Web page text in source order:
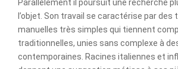
Parallèlement il poursuit une recherche
l’objet. Son travail se caractérise par des
manuelles très simples qui tiennent
traditionnelles, unies sans complexe à
contemporaines. Racines italiennes et